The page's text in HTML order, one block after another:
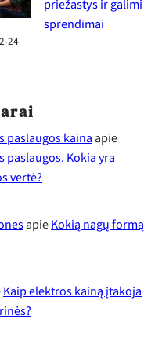
priežastys ir galimi
sprendimai
24
paslaugos kainaapie
paslaugos. Kokia yra
vertė?
apieKokią nagų formą
Kaip elektros kainą įtakoja